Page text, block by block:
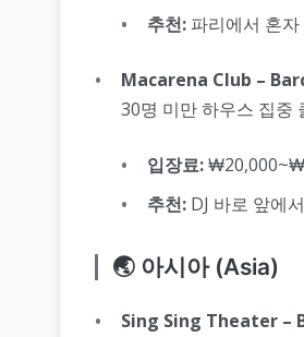
추천: 파리에서 혼
Macarena Club –
30명 미만 하우스 집중
입장료:
추천: DJ 바로 앞에
🌏 아시아 (Asia)
Sing Sing Theater –